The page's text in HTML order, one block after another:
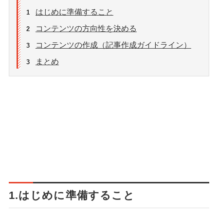
1 はじめに準備すること
2 コンテンツの方向性を決める
3 コンテンツの作成（記事作成ガイドライン）
3 まとめ
1.はじめに準備すること